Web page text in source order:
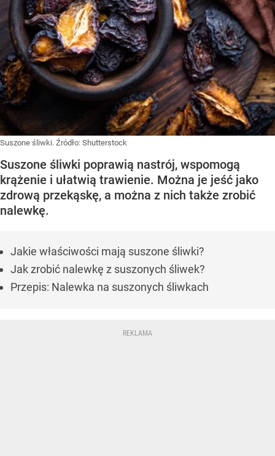
Suszone śliwki. Źródło: Shutterstock
Suszone śliwki poprawią nastrój, wspomogą
krążenie i ułatwią trawienie. Można je jeść jako
zdrową przekąskę, a można z nich także zrobić
nalewkę.
Jakie właściwości mają suszone śliwki?
Jak zrobić nalewkę z suszonych śliwek?
Przepis: Nalewka na suszonych śliwkach